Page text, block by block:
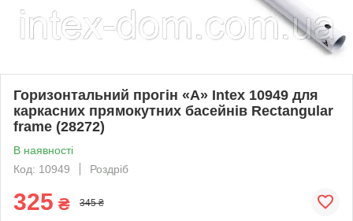
Горизонтальний прогін «A» Intex 10949 для
каркасних прямокутних басейнів Rectangular
frame (28272)
В наявності
Код: 10949
Роздріб
325 ₴ 345 ₴